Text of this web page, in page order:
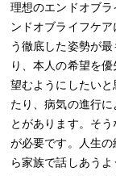
理想のエンドオブ
ンドオブライフケ
う徹底した姿勢が
り、本人の希望を
望むようにしたい
たり、病気の進行
とがあります。そ
が必要です。人生
ら家族で話しあう